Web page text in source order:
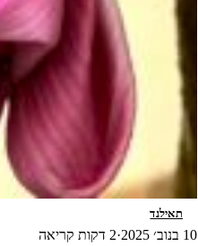
תאילנד
10 בנוב׳ 2025 ·2 דקות קריאה